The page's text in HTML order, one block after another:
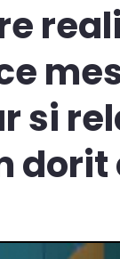
si